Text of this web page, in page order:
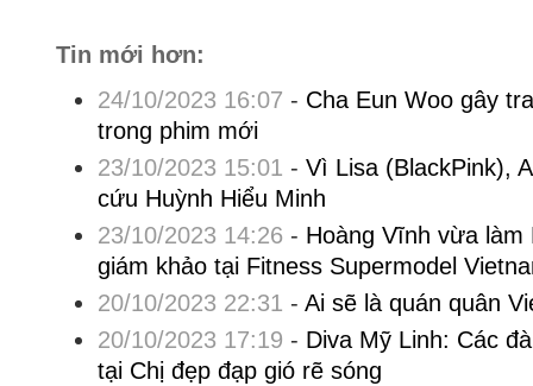
Tin mới hơn:
24/10/2023 16:07 - Cha Eun Woo gây
trong phim mới
23/10/2023 15:01 - Vì Lisa (BlackPink),
cứu Huỳnh Hiểu Minh
23/10/2023 14:26 - Hoàng Vĩnh vừa
giám khảo tại Fitness Supermodel
20/10/2023 22:31 - Ai sẽ là quán quân
20/10/2023 17:19 - Diva Mỹ Linh: Các
tại Chị đẹp đạp gió rẽ sóng